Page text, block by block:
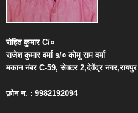
रोहित कुमारC/०
राजेश कुमार वर्माs/० कोमू राम वर्मा
मकान नंबरC-59,सेक्टर2,देवेंद्र नगर,रायपुर
फ़ोन न. : 9982192094